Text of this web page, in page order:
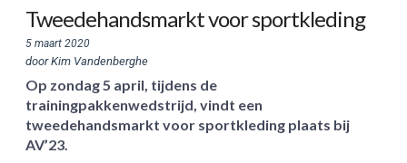
Tweedehandsmarkt voor sportkleding
5 maart 2020
door Kim Vandenberghe
Op zondag 5 april, tijdens de
trainingpakkenwedstrijd, vindt een
tweedehandsmarkt voor sportkleding plaats bij
AV’23.